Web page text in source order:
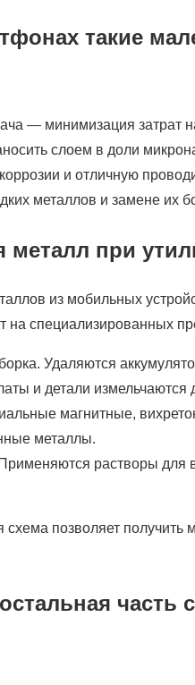
такие
— минимизация затрат
слоем в доли
и отличную
металлов и замене их
металл при
из мобильных
на специализированных
Удаляются
и детали измельчаются
магнитные,
металлы.
растворы для
схема позволяет